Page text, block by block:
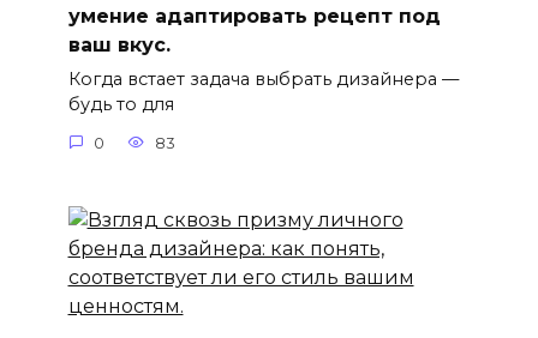
умение адаптировать рецепт под
ваш вкус.
Когда встает задача выбрать дизайнера —
будь то для
0 83